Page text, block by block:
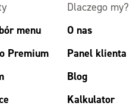
menu
Premium
Dlaczego my?
O nas
Panel klienta
Blog
Kalkulator